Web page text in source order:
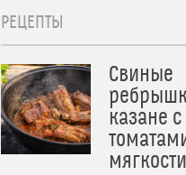
РЕЦЕПТЫ
Свиные
казане
мягкости